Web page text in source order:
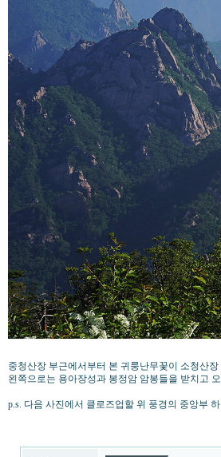
중청산장 부근에서부터 본 귀룽난무꽃이 소청산
왼쪽으로는 용아장성과 봉정암 암봉들을 받치고
p.s. 다음 사진에서 클로즈업할 위 풍경의 중앙부